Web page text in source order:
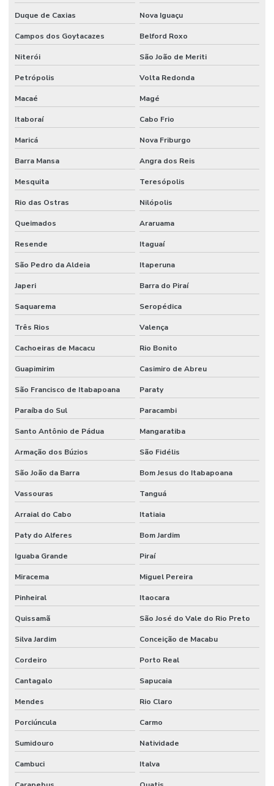
Duque de Caxias Nova Iguaçu
Campos dos Goytacazes Belford Roxo
Niterói São João de Meriti
Petrópolis Volta Redonda
Macaé Magé
Itaboraí Cabo Frio
Maricá Nova Friburgo
Barra Mansa Angra dos Reis
Mesquita Teresópolis
Rio das Ostras Nilópolis
Queimados Araruama
Resende Itaguaí
São Pedro da Aldeia Itaperuna
Japeri Barra do Piraí
Saquarema Seropédica
Três Rios Valença
Cachoeiras de Macacu Rio Bonito
Guapimirim Casimiro de Abreu
São Francisco de Itabapoana Paraty
Paraíba do Sul Paracambi
Santo Antônio de Pádua Mangaratiba
Armação dos Búzios São Fidélis
São João da Barra Bom Jesus do Itabapoana
Vassouras Tanguá
Arraial do Cabo Itatiaia
Paty do Alferes Bom Jardim
Iguaba Grande Piraí
Miracema Miguel Pereira
Pinheiral Itaocara
Quissamã São José do Vale do Rio Preto
Silva Jardim Conceição de Macabu
Cordeiro Porto Real
Cantagalo Sapucaia
Mendes Rio Claro
Porciúncula Carmo
Sumidouro Natividade
Cambuci Italva